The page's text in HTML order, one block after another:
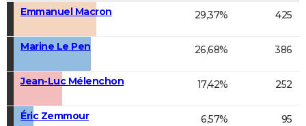
Emmanuel Macron
29,37% 425
Marine Le Pen 26,68% 386
Jean-Luc Mélenchon 17,42% 252
Éric Zemmour 6,57% 95